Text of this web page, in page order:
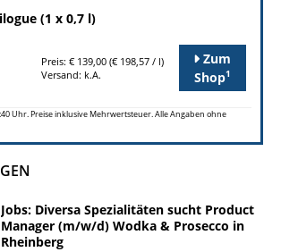
(1 x 0,7 l)
Preis: € 139,00 (€ 198,57 / l)
Versand: k.A.
Zum
Shop1
Uhr. Preise inklusive Mehrwertsteuer. Alle Angaben ohne
Jobs: Diversa Spezialitäten sucht Product
Manager (m/w/d) Wodka & Prosecco in
Rheinberg